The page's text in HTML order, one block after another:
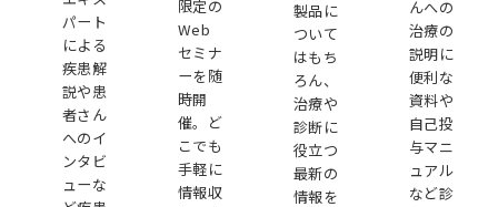
パート
による
疾患解
説や患
者さん
へのイ
ンタビ
ューな
限定の
Web
セミナ
ーを随
時開
催。ど
こでも
手軽に
情報収
製品に
ついて
はもち
ろん、
治療や
診断に
役立つ
最新の
情報を
んへの
治療の
説明に
便利な
資料や
自己投
与マニ
ュアル
など診